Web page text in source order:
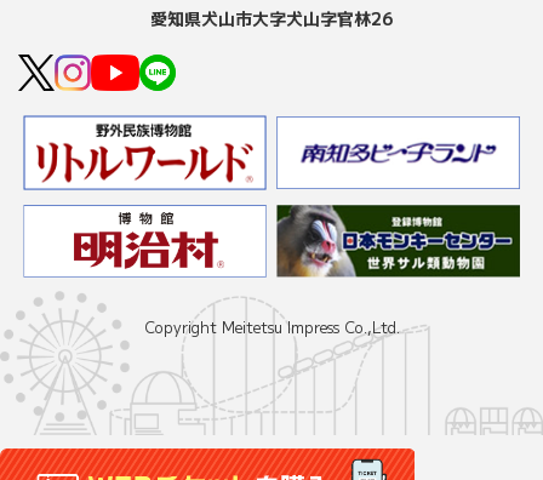
愛知県⽝⼭市⼤字⽝⼭字官林26
Copyright Meitetsu Impress Co.,Ltd.